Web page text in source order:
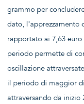
grammo per
dato, l'apprezzamento
rapportato ai 7,63
periodo permette di
oscillazione
il periodo di maggior
attraversando da inizio